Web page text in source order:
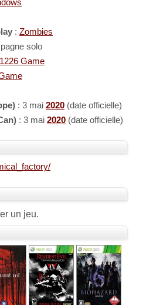
: Zombies
solo
Game
: 3 mai 2020 (date officielle)
: 3 mai 2020 (date officielle)
un jeu.